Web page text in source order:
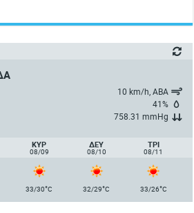
10 km/h, ΑΒΑ
41%
758.31 mmHg
ΚΥΡ
08/09
ΔΕΥ
08/10
ΤΡΙ
08/11
33/30°C 32/29°C 33/26°C